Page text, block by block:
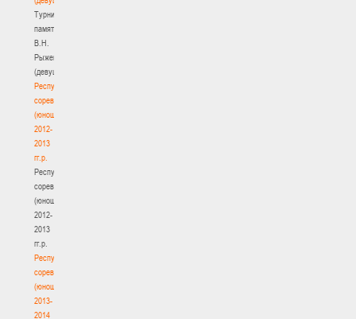
Турнир
памяти
В.Н.
Рыженкова
(девушки)
Республиканские
соревнования
(юноши)
2012-
2013
гг.р.
Республиканские
соревнования
(юноши)
2012-
2013
гг.р.
Республиканские
соревнования
(юноши)
2013-
2014